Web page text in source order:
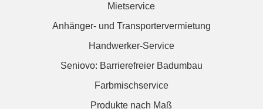
Mietservice
Anhänger- und Transportervermietung
Handwerker-Service
Seniovo: Barrierefreier Badumbau
Farbmischservice
Produkte nach Maß